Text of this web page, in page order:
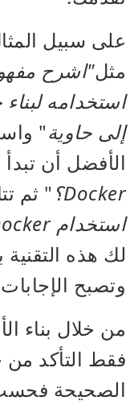
على سبيل
مثل
استخدامه
إلى حاوية"
الأفضل أن
Docker؟ " ثم
استخدام Docker لتطبيقات الويب؟
لك هذه التقنية
وتصبح
من خلال بناء
فقط التأكد
الصحيحة